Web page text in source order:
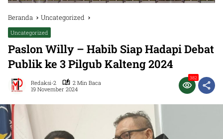
Beranda Uncategorized
Uncategorized
Paslon Willy – Habib Siap Hadapi Debat
Publik ke 3 Pilgub Kalteng 2024
Redaksi-2
2 Min Baca
19 November 2024
382